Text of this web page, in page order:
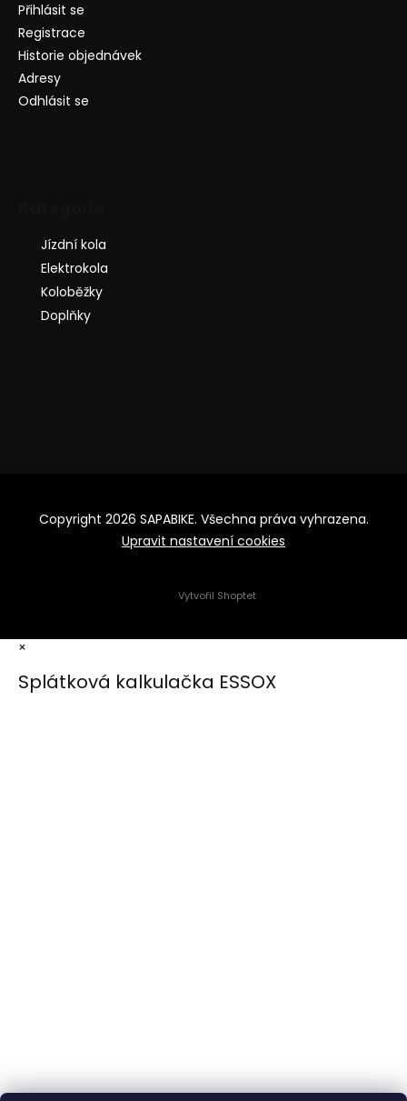
Přihlásit se
Registrace
Historie objednávek
Adresy
Odhlásit se
Jízdní kola
Elektrokola
Koloběžky
Doplňky
Vytvořil Shoptet
Copyright 2026 SAPABIKE. Všechna práva vyhrazena.
Upravit nastavení cookies
×
Splátková kalkulačka ESSOX